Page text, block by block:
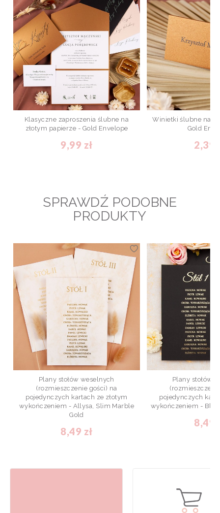
Klasyczne zaproszenia ślubne na
złotym papierze - Gold Envelope
9,99 zł
Winietki ślubne na
Gold
2,39
SPRAWDŹ PODOBNE
PRODUKTY
Plany stołów weselnych
(rozmieszczenie gości) na
pojedynczych kartach ze złotym
wykończeniem - Allysa, Slim Marble
Gold
8,49 zł
Plany stołów
pojedynczych
wykończeniem -
8,49